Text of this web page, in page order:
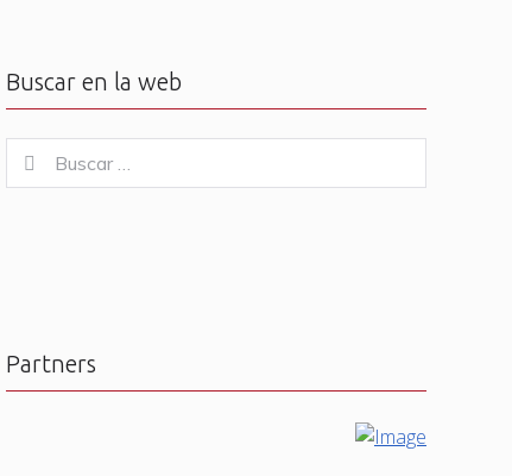
Buscar en la web
for:
Buscar
Partners